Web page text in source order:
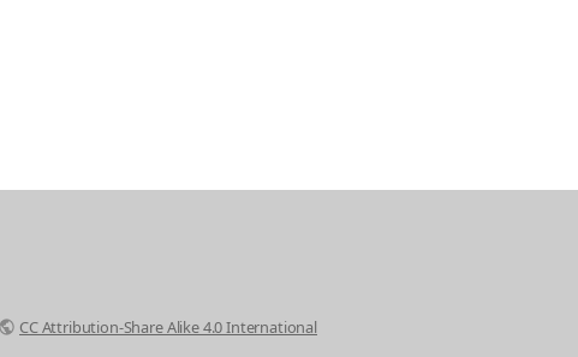
CC Attribution-Share Alike 4.0 International